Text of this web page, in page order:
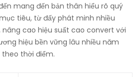
mang đến bản thân hiểu rõ quý
tiêu, từ đấy phát minh nhiều
cao hiệu suất cao convert với
hiệu bền vững lâu nhiều năm
thời điểm.